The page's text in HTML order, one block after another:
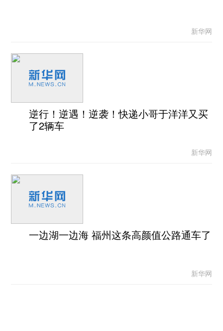
新华网
逆行！逆遇！逆袭！快递小哥于洋洋又买
了2辆车
新华网
一边湖一边海 福州这条高颜值公路通车了
新华网